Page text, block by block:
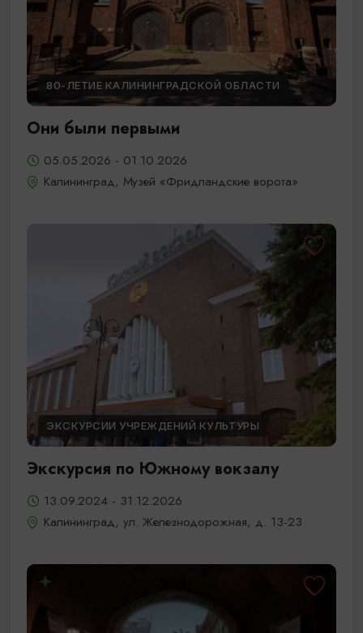
80-ЛЕТИЕ КАЛИНИНГРАДСКОЙ ОБЛАСТИ
Они были первыми
05.05.2026 - 01.10.2026
Калининград, Музей «Фридландские ворота»
ЭКСКУРСИИ УЧРЕЖДЕНИЙ КУЛЬТУРЫ
Экскурсия по Южному вокзалу
13.09.2024 - 31.12.2026
Калининград, ул. Железнодорожная, д. 13-23